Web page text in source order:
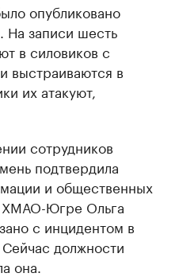
опубликовано
На записи шесть
в силовиков с
выстраиваются в
их атакуют,
сотрудников
подтвердила
и общественных
ХМАО-Югре Ольга
с инцидентом в
должности
она.